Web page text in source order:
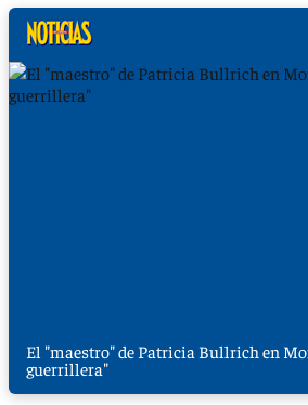
El "maestro" de Patricia Bullrich en
guerrillera"